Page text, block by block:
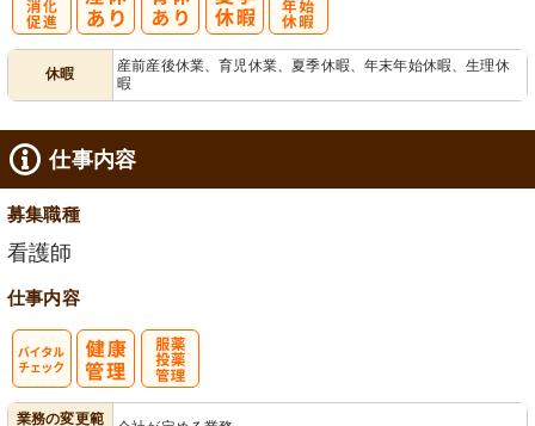
休暇
産前産後休業、育児休業、夏季休暇、年末年始休暇、生理休
暇
仕事内容
募集職種
看護師
仕事内容
業務の変更範